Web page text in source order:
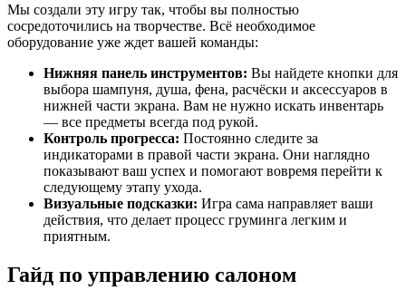
Мы создали эту игру так, чтобы вы полностью
сосредоточились на творчестве. Всё необходимое
оборудование уже ждет вашей команды:
Нижняя панель инструментов: Вы найдете кнопки для
выбора шампуня, душа, фена, расчёски и аксессуаров в
нижней части экрана. Вам не нужно искать инвентарь
— все предметы всегда под рукой.
Контроль прогресса: Постоянно следите за
индикаторами в правой части экрана. Они наглядно
показывают ваш успех и помогают вовремя перейти к
следующему этапу ухода.
Визуальные подсказки: Игра сама направляет ваши
действия, что делает процесс груминга легким и
приятным.
Гайд по управлению салоном